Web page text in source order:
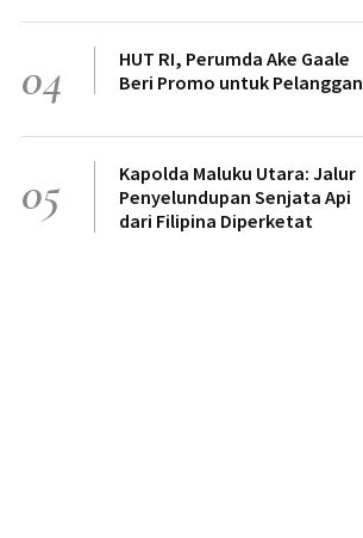
04
HUT RI, Perumda Ake Gaale
Beri Promo untuk Pelanggan
05
Kapolda Maluku Utara: Jalur
Penyelundupan Senjata Api
dari Filipina Diperketat